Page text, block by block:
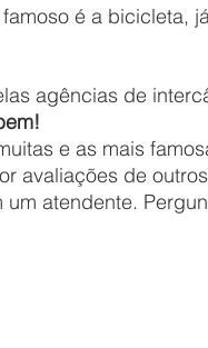
famoso é a bicicleta,
e as mais
avaliações de
atendente.